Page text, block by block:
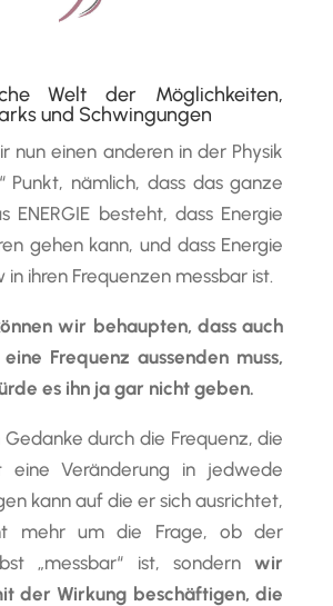
Welt der Möglichkeiten,
und Schwingungen
nun einen anderen in der Physik
Punkt, nämlich, dass das ganze
ENERGIE besteht, dass Energie
gehen kann, und dass Energie
ihren Frequenzen messbar ist.
wir behaupten, dass auch
Frequenz aussenden muss,
es ihn ja gar nicht geben.
Gedanke durch die Frequenz, die
eine Veränderung in jedwede
kann auf die er sich ausrichtet,
mehr um die Frage, ob der
„messbar“ ist, sondernwir
der Wirkung beschäftigen, die